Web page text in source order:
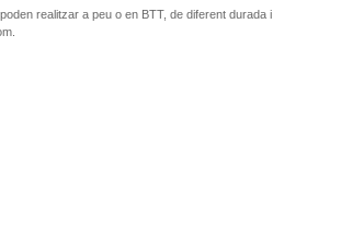
realitzar a peu o en BTT, de diferent durada i